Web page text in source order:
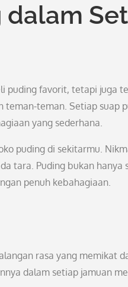
dalam
puding favorit, tetapi juga
teman. Setiap suap
yang sederhana.
puding di sekitarmu.
tara. Puding bukan hanya
penuh kebahagiaan.
rasa yang memikat
dalam setiap jamuan